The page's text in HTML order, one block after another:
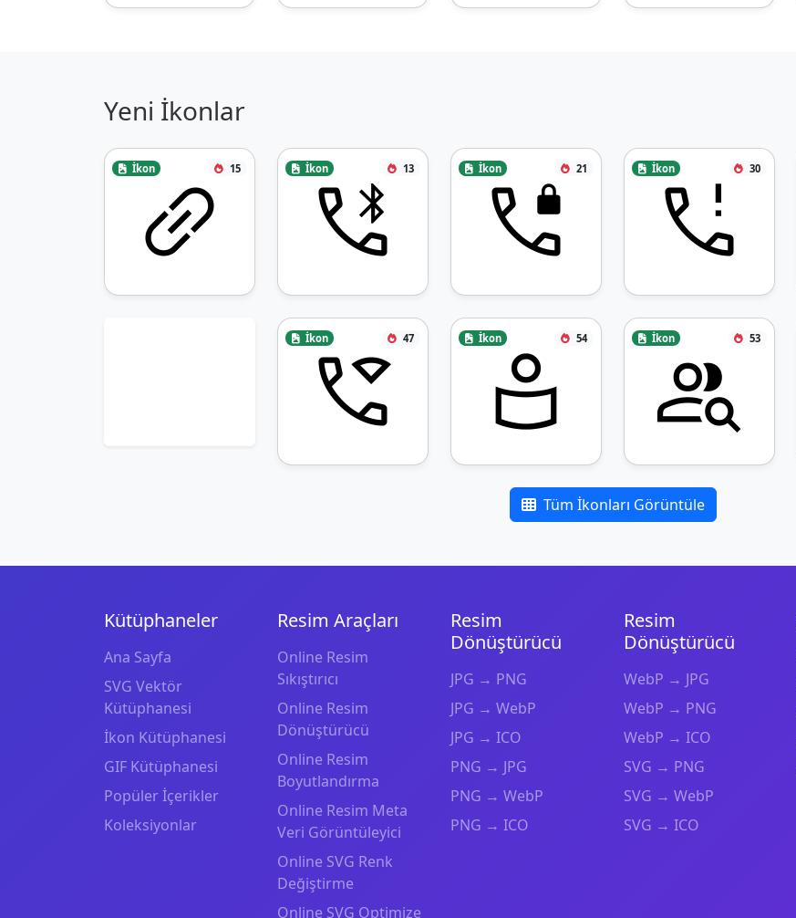
Yeni İkonlar
İkon 15 İkon 13 İkon 21 İkon 30
İkon 47 İkon 54 İkon 53
Tüm İkonları Görüntüle
Kütüphaneler
Ana Sayfa
SVG Vektör
Kütüphanesi
İkon Kütüphanesi
GIF Kütüphanesi
Popüler İçerikler
Koleksiyonlar
Resim Araçları
Online Resim
Sıkıştırıcı
Online Resim
Dönüştürücü
Online Resim
Boyutlandırma
Online Resim Meta
Veri Görüntüleyici
Online SVG Renk
Değiştirme
Online SVG Optimize
Resim
Dönüştürücü
JPG → PNG
JPG → WebP
JPG → ICO
PNG → JPG
PNG → WebP
PNG → ICO
Resim
Dönüştürücü
WebP → JPG
WebP → PNG
WebP → ICO
SVG → PNG
SVG → WebP
SVG → ICO